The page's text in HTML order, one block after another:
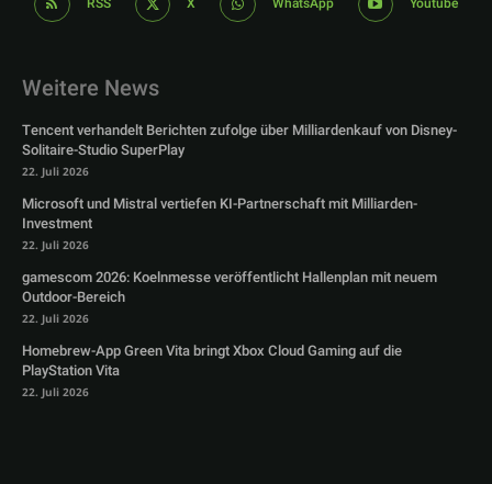
Weitere News
Tencent verhandelt Berichten zufolge über Milliardenkauf von Disney-
Solitaire-Studio SuperPlay
22. Juli 2026
Microsoft und Mistral vertiefen KI-Partnerschaft mit Milliarden-
Investment
22. Juli 2026
gamescom 2026: Koelnmesse veröffentlicht Hallenplan mit neuem
Outdoor-Bereich
22. Juli 2026
Homebrew-App Green Vita bringt Xbox Cloud Gaming auf die
PlayStation Vita
22. Juli 2026